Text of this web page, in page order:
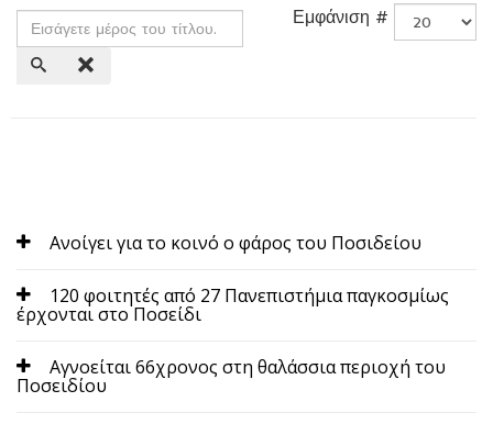
Εμφάνιση #
Ανοίγει για το κοινό ο φάρος του Ποσιδείου
120 φοιτητές από 27 Πανεπιστήμια παγκοσμίως
έρχονται στο Ποσείδι
Αγνοείται 66χρονος στη θαλάσσια περιοχή του
Ποσειδίου